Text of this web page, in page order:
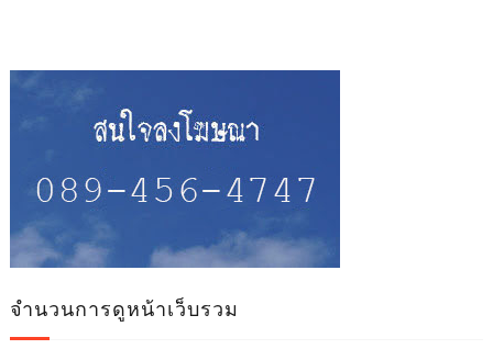
จำนวนการดูหน้าเว็บรวม